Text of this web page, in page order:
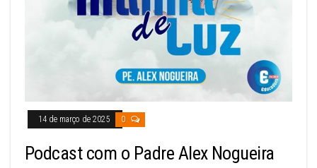
14 de março de 2025 0
Podcast com o Padre Alex Nogueira